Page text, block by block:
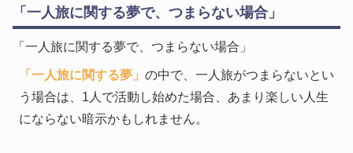
「一人旅に関する夢で、つまらない場合」
「一人旅に関する夢で、つまらない場合」
「一人旅に関する夢」 の中で、一人旅がつまらないとい
う場合は、1人で活動し始めた場合、あまり楽しい人生
にならない暗示かもしれません。